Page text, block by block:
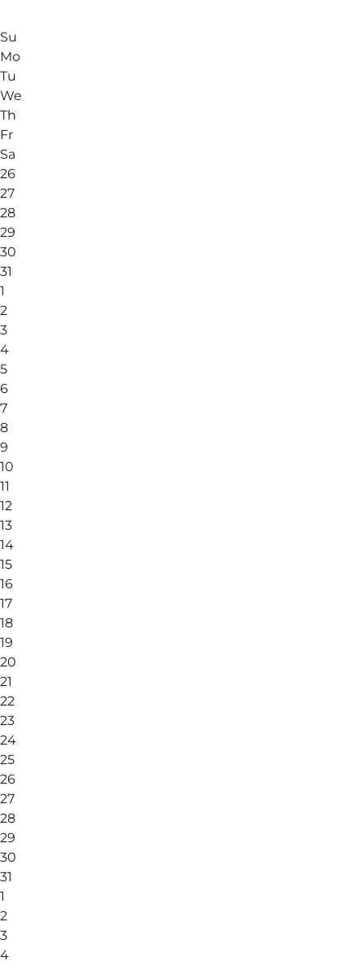
Su
Mo
Tu
We
Th
Fr
Sa
26
27
28
29
30
31
1
2
3
4
5
6
7
8
9
10
11
12
13
14
15
16
17
18
19
20
21
22
23
24
25
26
27
28
29
30
31
1
2
3
4